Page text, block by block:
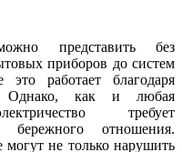
представить без
приборов до систем
работает благодаря
Однако, как и любая
требует
бережного отношения.
могут не только нарушить